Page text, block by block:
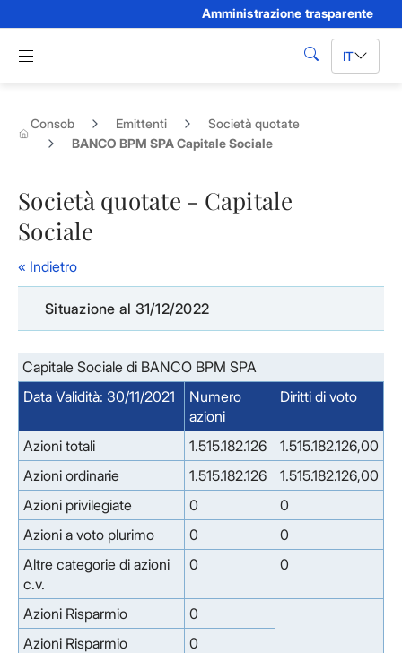
Amministrazione trasparente
Apri menu di navigazione
cerca IT
Consob Emittenti
Società quotate
BANCO BPM SPA Capitale Sociale
Società quotate - Capitale
Sociale
« Indietro
Situazione al 31/12/2022
Capitale Sociale di BANCO BPM SPA
Data Validità: 30/11/2021
Numero
azioni
Diritti di voto
Azioni totali 1.515.182.126
1.515.182.126,00
Azioni ordinarie
1.515.182.126
1.515.182.126,00
Azioni privilegiate
0
0
Azioni a voto plurimo
0
0
Altre categorie di azioni
c.v.
0 0
Azioni Risparmio
0
Azioni Risparmio
0